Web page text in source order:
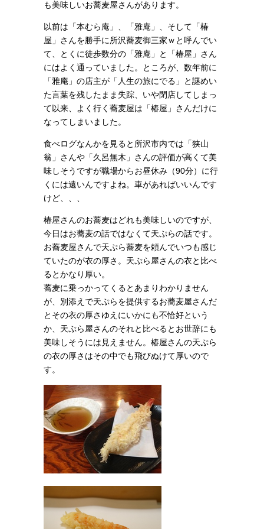
も美味しいお蕎麦屋さんがあります。
以前は「本むら庵」、「雅庵」、そして「椿
屋」さんを勝手に所沢蕎麦御三家ｗと呼んでい
て、とくに徒歩数分の「雅庵」と「椿屋」さん
にはよく通っていました。ところが、数年前に
「雅庵」の店主が「人生の旅にでる」と謎めい
た言葉を残したまま失踪、いや閉店してしまっ
て以来、よく行く蕎麦屋は「椿屋」さんだけに
なってしまいました。
食べログなんかを見ると所沢市内では「狭山
翁」さんや「久呂無木」さんの評価が高くて美
味しそうですが職場からお昼休み（90分）に行
くには遠いんですよね。車があればいいんです
けど、、、
椿屋さんのお蕎麦はどれも美味しいのですが、
今日はお蕎麦の話ではなくて天ぷらの話です。
お蕎麦屋さんで天ぷら蕎麦を頼んでいつも感じ
ていたのが衣の厚さ。天ぷら屋さんの衣と比べ
るとかなり厚い。
蕎麦に乗っかってくるとあまりわかりません
が、別添えで天ぷらを提供するお蕎麦屋さんだ
とその衣の厚さゆえにいかにも不恰好という
か、天ぷら屋さんのそれと比べるとお世辞にも
美味しそうには見えません。椿屋さんの天ぷら
の衣の厚さはその中でも飛びぬけて厚いので
す。